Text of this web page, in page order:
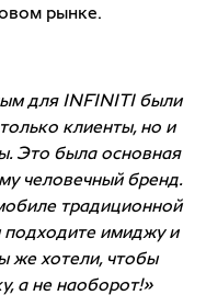
рынке.
для INFINITI были
клиенты, но и
Это была основная
человечный бренд.
традиционной
подходите имиджу и
же хотели, чтобы
а не наоборот!»